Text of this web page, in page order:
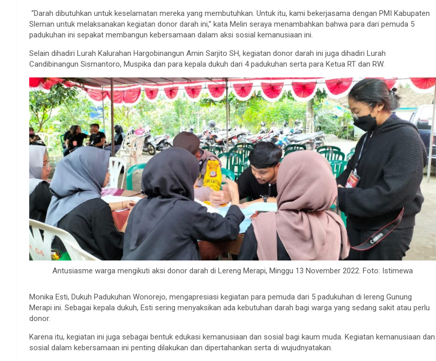
“Darah dibutuhkan untuk keselamatan mereka yang membutuhkan. Untuk itu, kami bekerjasama dengan PMI Kabupaten
Sleman untuk melaksanakan kegiatan donor darah ini,” kata Melin seraya menambahkan bahwa para dari pemuda 5
padukuhan ini sepakat membangun kebersamaan dalam aksi sosial kemanusiaan ini.
Selain dihadiri Lurah Kalurahan Hargobinangun Amin Sarjito SH, kegiatan donor darah ini juga dihadiri Lurah
Candibinangun Sismantoro, Muspika dan para kepala dukuh dari 4 padukuhan serta para Ketua RT dan RW.
Antusiasme warga mengikuti aksi donor darah di Lereng Merapi, Minggu 13 November 2022. Foto: Istimewa
Monika Esti, Dukuh Padukuhan Wonorejo, mengapresiasi kegiatan para pemuda dari 5 padukuhan di lereng Gunung
Merapi ini. Sebagai kepala dukuh, Esti sering menyaksikan ada kebutuhan darah bagi warga yang sedang sakit atau perlu
donor.
Karena itu, kegiatan ini juga sebagai bentuk edukasi kemanusiaan dan sosial bagi kaum muda. Kegiatan kemanusiaan dan
sosial dalam kebersamaan ini penting dilakukan dan dipertahankan serta di wujudnyatakan.